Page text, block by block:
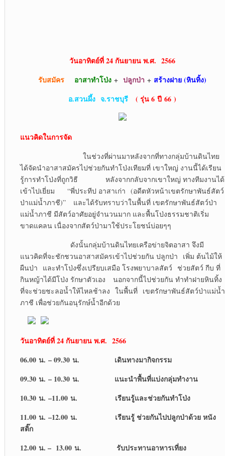
วันอาทิตย์ที่ 24 กันยายน พ.ศ. 2566
รับสมัคร
อาสาทำโป่ง + ปลูกป่า + สร้างฝาย (หินทิ้ง)
อ.สวนผึ้ง จ.ราชบุรี ( รุ่น 6 ปี 66 )
แนวคิดในการจัด
ในช่วงที่ผ่านมาหลังจากที่ทางกลุ่มบ้านดินไทย
ได้จัดนำอาสาสมัครไปช่วยกันทำโป่งเทียมที่ เขาใหญ่ งานนี้ได้เรียน
รู้การทำโป่งที่ถูกวิธี หลังจากกลับจากเขาใหญ่ ทางทีมงานได้
เข้าไปเยี่ยม “พี่ประทีป อาสาเก่า (อดีตหัวหน้าเขตรักษาพันธ์สัตว์
ป่าแม่น้ำภาชี)” และได้รับทราบว่าในพื้นที่ เขตรักษาพันธ์สัตว์ป่า
แม่น้ำภาชี มีสัตว์อาศัยอยู่จำนวนมาก และพื้นโป่งธรรมชาติเริ่ม
ขาดแคลน เนื่องจากสัตว์ป่ามาใช้ประโยชน์บ่อยๆๆ
ดังนั้นกลุ่มบ้านดินไทยเครือข่ายจิตอาสา จึงมี
แนวคิดที่จะชักชวนอาสาสมัครเข้าไปช่วยกัน ปลูกป่า เพิ่ม ต้นไม้ให้
ผืนป่า และทำโป่งซึ่งเปรียบเสมือ โรงพยาบาลสัตว์ ช่วยสัตว์ กีบ ที่
กินหญ้าได้มีโป่ง รักษาตัวเอง นอกจากนี้ไปช่วยกัน ทำทำฝายหินทิ้ง
ที่จะช่วยชะลอน้ำให้ไหลช้าลง ในพื้นที่ เขตรักษาพันธ์สัตว์ป่าแม่น้ำ
ภาชี เพื่อช่วยกันอนุรักษ์น้ำอีกด้วย
วันอาทิตย์ที่ 24 กันยายน พ.ศ. 2566
06.00 น. – 09.30 น. เดินทางมากิจกรรม
09.30 น. – 10.30 น. แนะนำพื้นที่แบ่งกลุ่มทำงาน
10.30 น. –11.00 น. เรียนรู้และช่วยกันทำโป่ง
11.00 น. –12.00 น. เรียนรู้ ช่วยกันไปปลูกป่าด้วย หนัง
สติ๊ก
12.00 น. – 13.00 น. รับประทานอาหารเที่ยง